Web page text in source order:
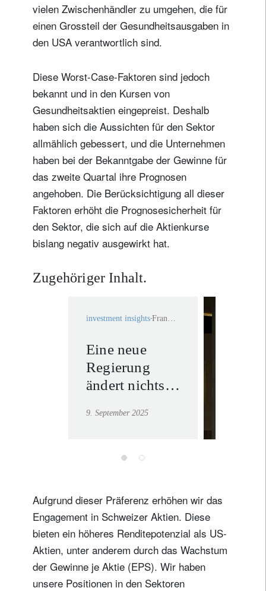
vielen Zwischenhändler zu umgehen, die für
einen Grossteil der Gesundheitsausgaben in
den USA verantwortlich sind.
Diese Worst-Case-Faktoren sind jedoch
bekannt und in den Kursen von
Gesundheitsaktien eingepreist. Deshalb
haben sich die Aussichten für den Sektor
allmählich gebessert, und die Unternehmen
haben bei der Bekanntgabe der Gewinne für
das zweite Quartal ihre Prognosen
angehoben. Die Berücksichtigung all dieser
Faktoren erhöht die Prognosesicherheit für
den Sektor, die sich auf die Aktienkurse
bislang negativ ausgewirkt hat.
Zugehöriger Inhalt.
investment insights
Eine neue
Regierung
ändert nichts
fundamentalen
Frankreichs
9. September 2025
Aufgrund dieser Präferenz erhöhen wir das
Engagement in Schweizer Aktien. Diese
bieten ein höheres Renditepotenzial als US-
Aktien, unter anderem durch das Wachstum
der Gewinne je Aktie (EPS). Wir haben
unsere Positionen in den Sektoren